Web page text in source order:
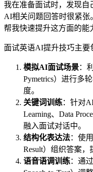
我在准备面试时，发现自
AI相关问题回答时很紧
帮我快速提升这方面的能
面试英语AI提升技巧主要
模拟AI面试场景：
Pymetrics）进行多
度。
关键词训练：针对
Learning、Data
融入面试对话中。
结构化表达法：使
Result）组织答案，
语音语调训练：通